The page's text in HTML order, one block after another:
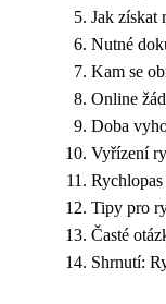
Jak získat
Nutné
Kam se
Online
Doba
Vyřízení
Tipy pro
Časté
Shrnutí: